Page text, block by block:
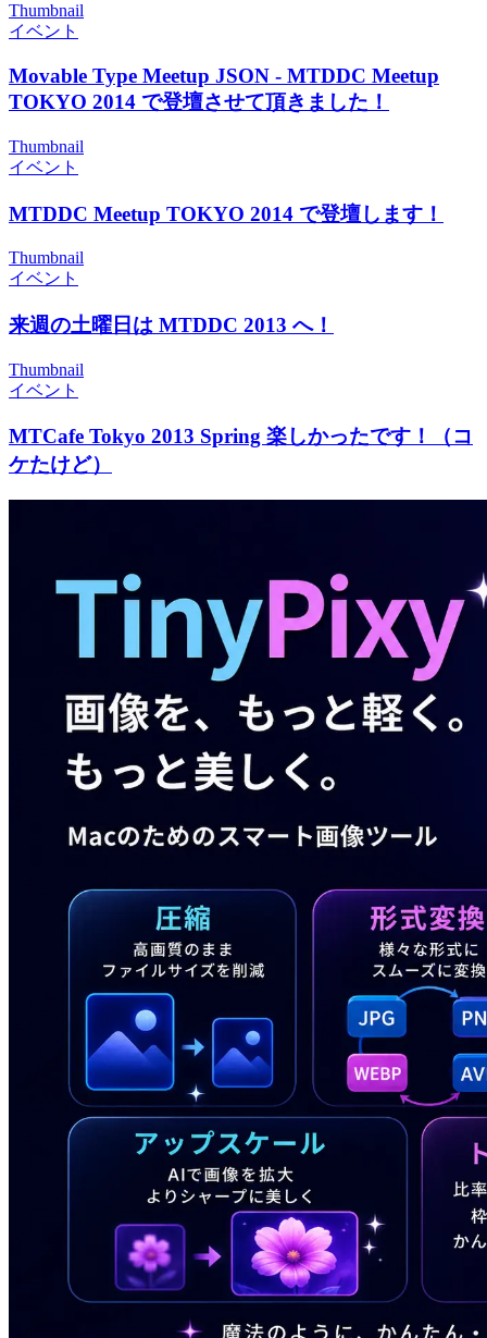
Thumbnail
イベント
Movable Type Meetup JSON - MTDDC Meetup
TOKYO 2014 で登壇させて頂きました！
Thumbnail
イベント
MTDDC Meetup TOKYO 2014 で登壇します！
Thumbnail
イベント
来週の土曜日は MTDDC 2013 へ！
Thumbnail
イベント
MTCafe Tokyo 2013 Spring 楽しかったです！（コ
ケたけど）